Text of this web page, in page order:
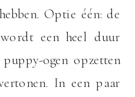
Optie één: de
een heel duur
ogen opzetten
In een paar